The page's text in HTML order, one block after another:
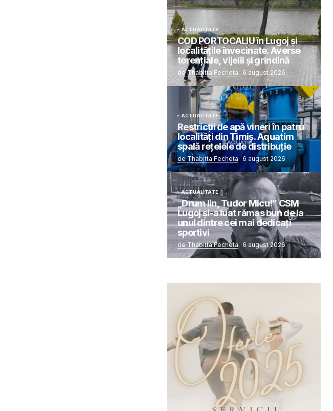
ACTUALITATE
COD PORTOCALIU în Lugoj și
localitățile învecinate. Averse
torențiale, vijelii și grindină
de Thabitta Fecheta 6 august 2026
ACTUALITATE
Restricții de apă vineri în patru
localități din Timiș. Aquatim
spală rețelele de distribuție
de Thabitta Fecheta 6 august 2026
ACTUALITATE
„Drum lin, Tudor Micu!” CSM
Lugoj și-a luat rămas bun de la
unul dintre cei mai dedicați
sportivi
de Thabitta Fecheta 6 august 2026